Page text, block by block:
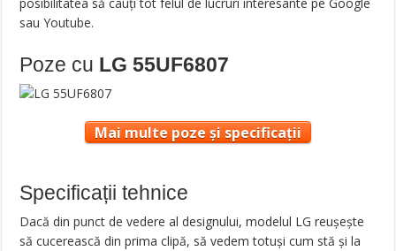
sau Youtube.
Poze cu LG 55UF6807
Mai multe poze și specificații
Specificații tehnice
Dacă din punct de vedere al designului, modelul LG reușește
să cucerească din prima clipă, să vedem totuși cum stă și la